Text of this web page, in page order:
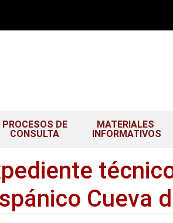
PROCESOS DE
CONSULTA
MATERIALES
INFORMATIVOS
Cueva